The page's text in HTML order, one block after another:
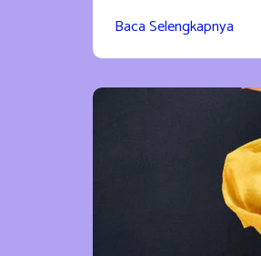
Baca Selengkapnya